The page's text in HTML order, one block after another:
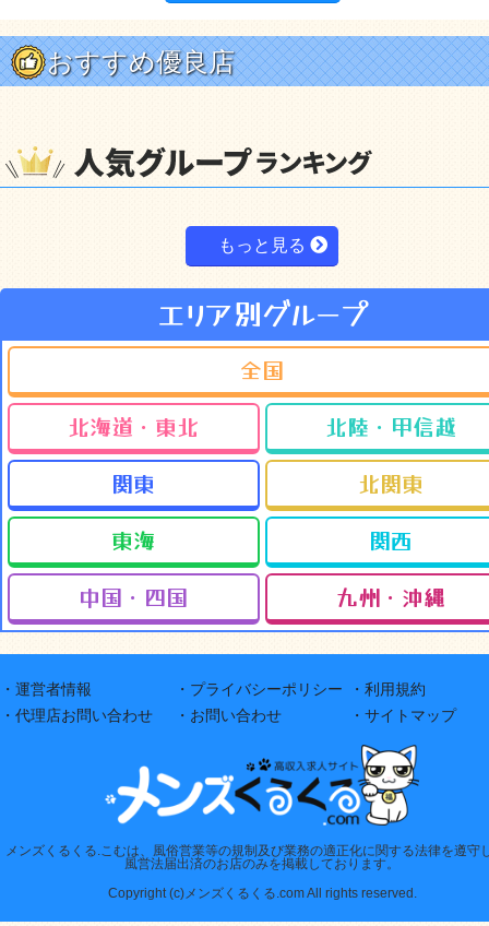
おすすめ優良店
もっと見る
エリア別グループ
全国
北海道・東北
北陸・甲信越
関東
北関東
東海
関西
中国・四国
九州・沖縄
・運営者情報
・代理店お問い合わせ
・プライバシーポリシー
・お問い合わせ
・利用規約
・サイトマップ
メンズくるくる.こむは、風俗営業等の規制及び業務の適正化に関する法律を遵守
風営法届出済のお店のみを掲載しております。
Copyright (c)メンズくるくる.com All rights reserved.